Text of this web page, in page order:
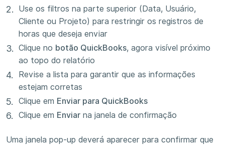
Use os filtros na parte superior (Data, Usuário,
Cliente ou Projeto) para restringir os registros de
horas que deseja enviar
Clique no botão QuickBooks, agora visível próximo
ao topo do relatório
Revise a lista para garantir que as informações
estejam corretas
Clique em Enviar para QuickBooks
Clique em Enviar na janela de confirmação
Uma janela pop-up deverá aparecer para confirmar que